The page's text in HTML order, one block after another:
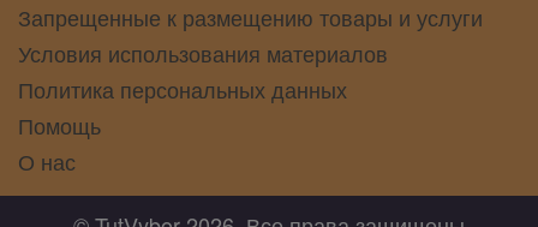
Запрещенные к размещению товары и услуги
Условия использования материалов
Политика персональных данных
Помощь
О нас